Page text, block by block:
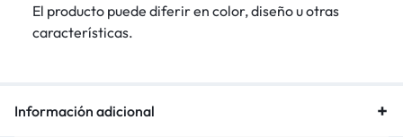
El producto puede diferir en color, diseño u otras
características.
Información adicional